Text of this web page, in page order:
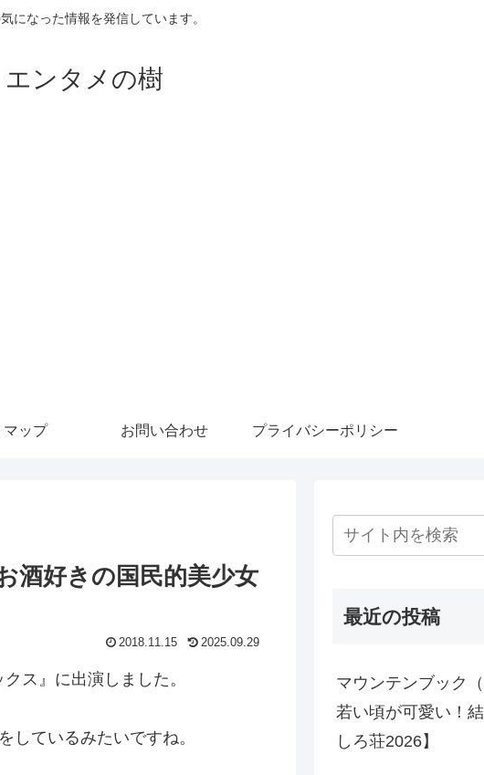
になった情報を発信しています。
エンタメの樹
マップ お問い合わせ プライバシーポリシー
酒好きの国民的美少女
2018.11.15 2025.09.29
ス』に出演しました。
しているみたいですね。
最近の投稿
マウンテンブック
若い頃が可愛い！
しろ荘2026】